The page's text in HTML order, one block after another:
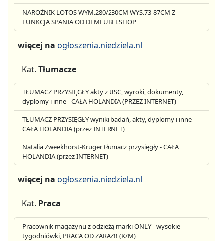
NAROŻNIK LOTOS WYM.280/230CM WYS.73-87CM Z
FUNKCJA SPANIA OD DEMEUBELSHOP
więcej na ogłoszenia.niedziela.nl
Kat. Tłumacze
TŁUMACZ PRZYSIĘGŁY akty z USC, wyroki, dokumenty,
dyplomy i inne - CAŁA HOLANDIA (PRZEZ INTERNET)
TŁUMACZ PRZYSIĘGŁY wyniki badań, akty, dyplomy i inne
CAŁA HOLANDIA (przez INTERNET)
Natalia Zweekhorst-Krüger tłumacz przysięgły - CAŁA
HOLANDIA (przez INTERNET)
więcej na ogłoszenia.niedziela.nl
Kat. Praca
Pracownik magazynu z odzieżą marki ONLY - wysokie
tygodniówki, PRACA OD ZARAZ!! (K/M)